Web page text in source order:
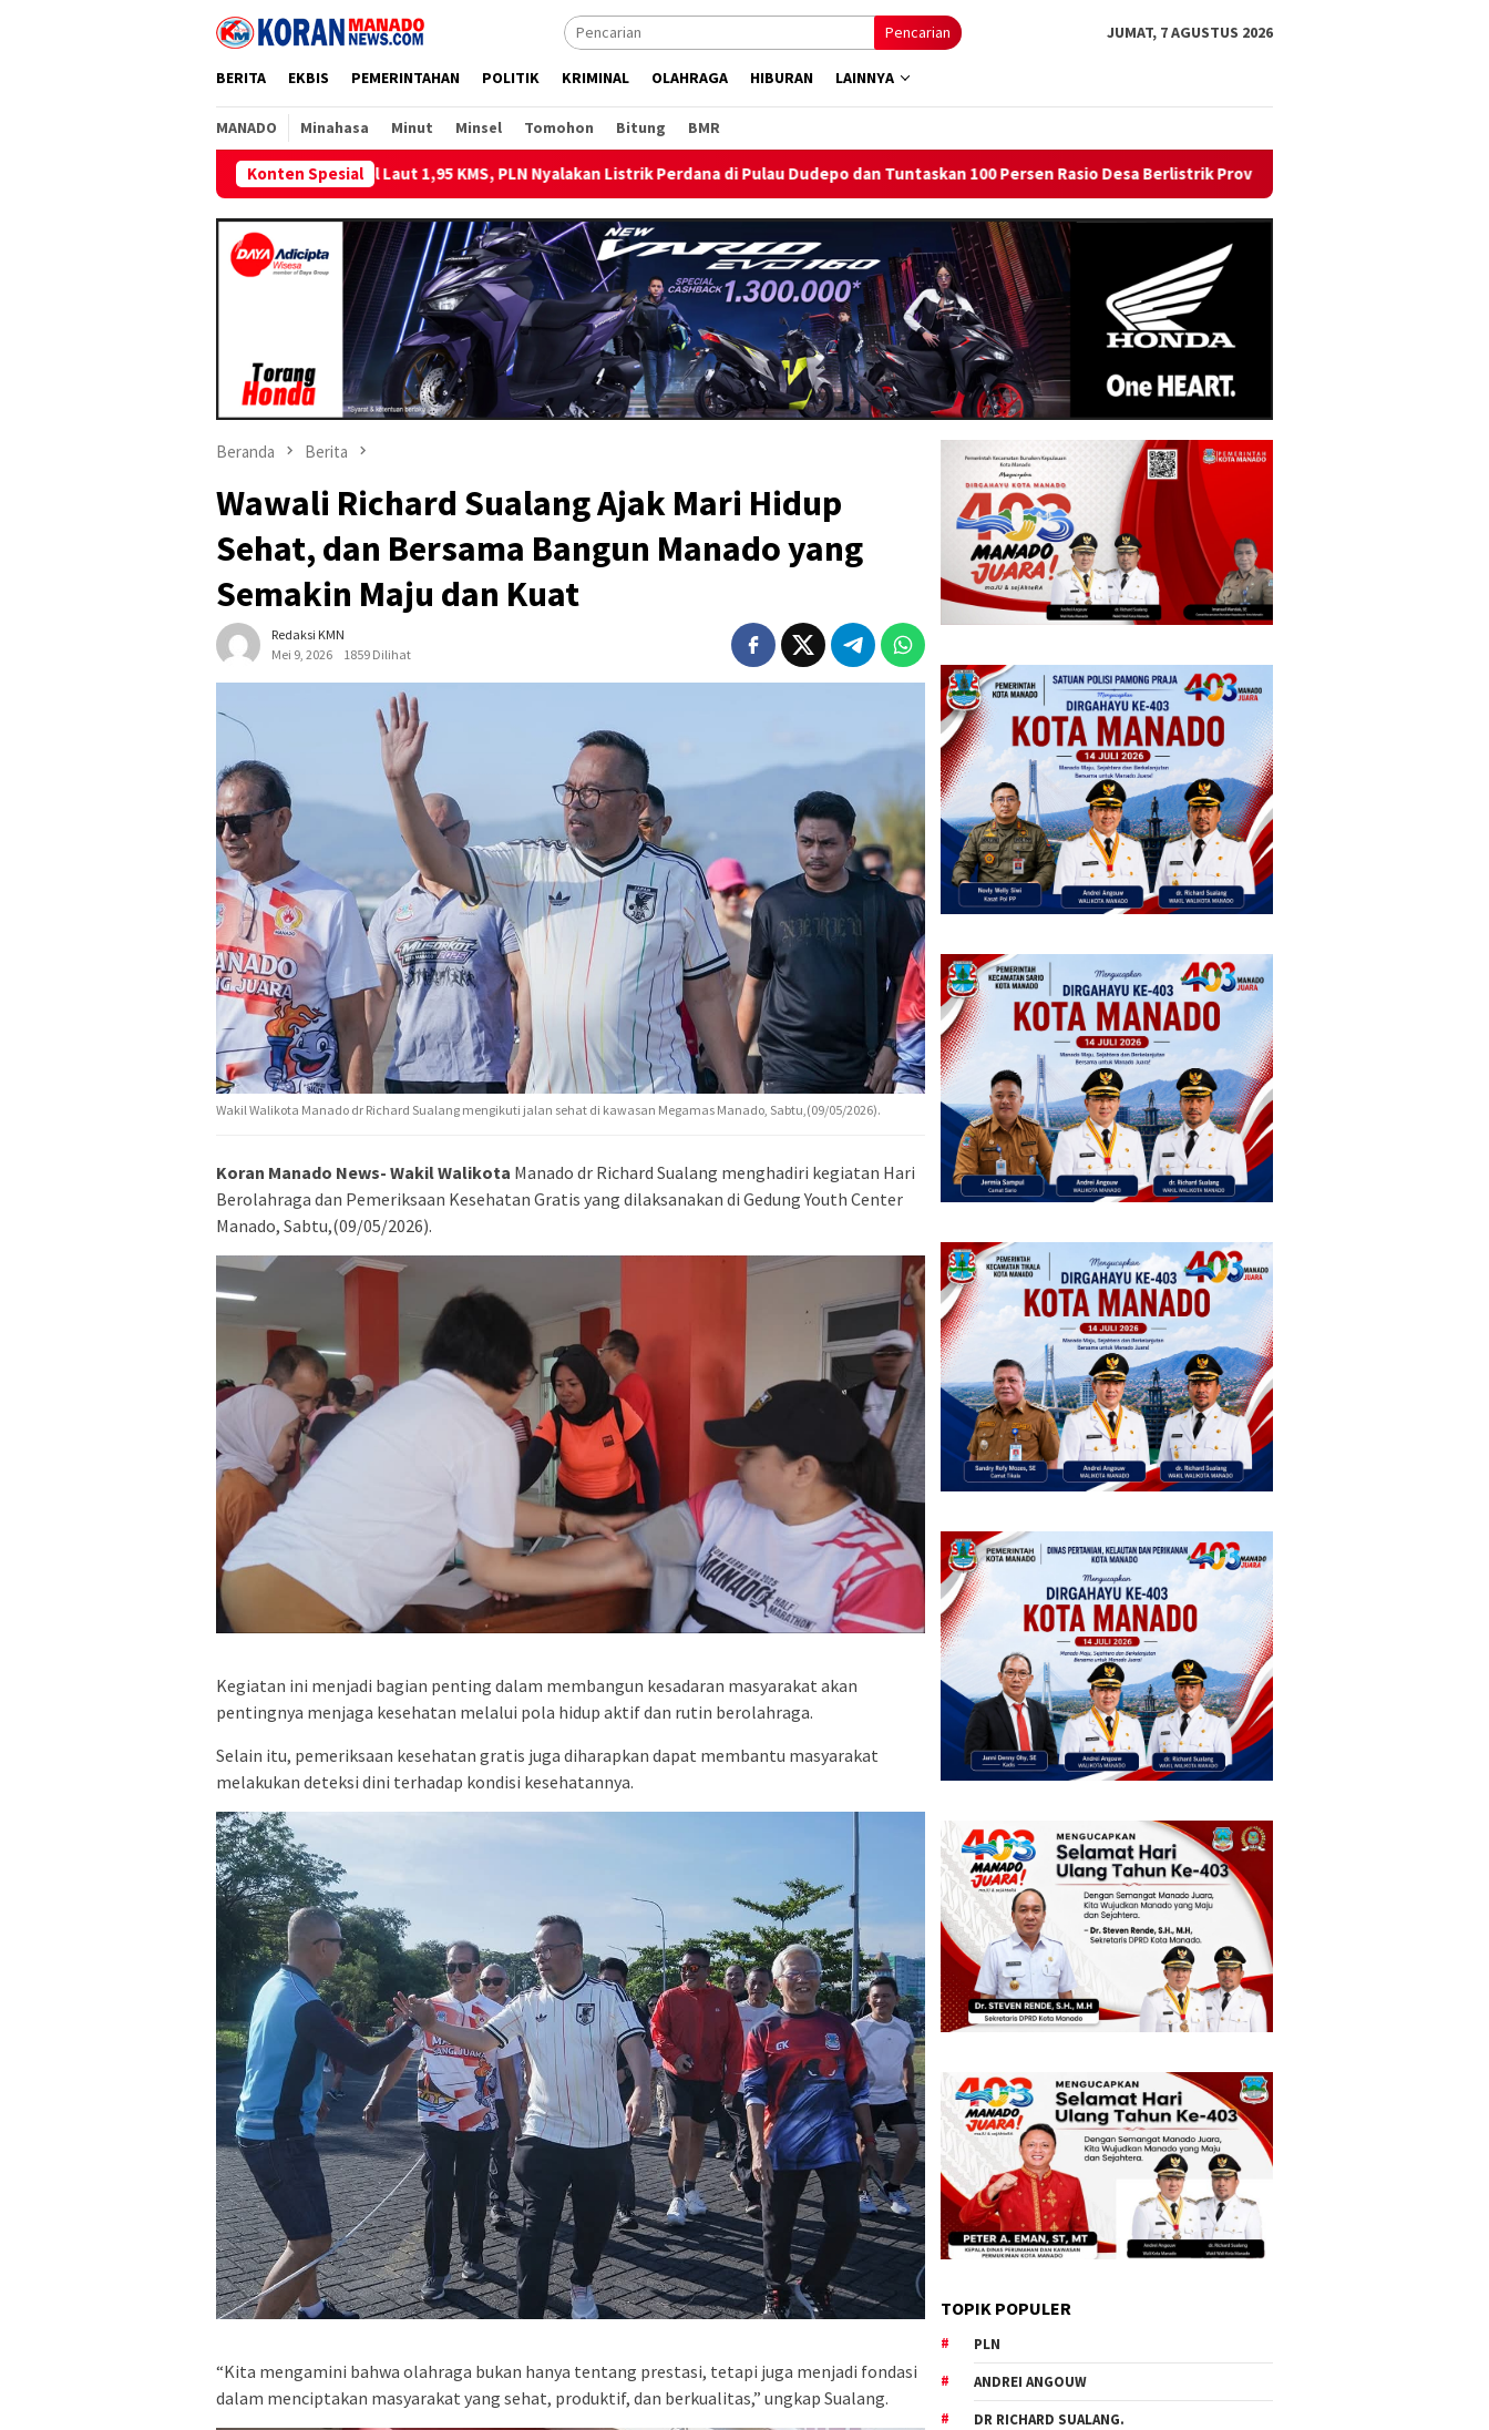
Pencarian JUMAT, 7 AGUSTUS 2026
BERITA EKBIS PEMERINTAHAN POLITIK KRIMINAL OLAHRAGA HIBURAN LAINNYA
MANADO Minahasa Minut Minsel Tomohon Bitung BMR
Konten Spesial
Kabel Laut 1,95 KMS, PLN Nyalakan Listrik Perdana di Pulau Dudepo dan Tuntaskan 100 Persen Rasio Desa Berlistrik Provinsi Gorontalo PLN Nyalakan Listrik Perdana di Pulau
Beranda Berita
Wawali Richard Sualang Ajak Mari Hidup
Sehat, dan Bersama Bangun Manado yang
Semakin Maju dan Kuat
Redaksi KMN
Mei 9, 2026
1859 Dilihat
Wakil Walikota Manado dr Richard Sualang mengikuti jalan sehat di kawasan Megamas Manado, Sabtu,(09/05/2026).
Koran Manado News- Wakil Walikota Manado dr Richard Sualang menghadiri kegiatan Hari
Berolahraga dan Pemeriksaan Kesehatan Gratis yang dilaksanakan di Gedung Youth Center
Manado, Sabtu,(09/05/2026).
Kegiatan ini menjadi bagian penting dalam membangun kesadaran masyarakat akan
pentingnya menjaga kesehatan melalui pola hidup aktif dan rutin berolahraga.
Selain itu, pemeriksaan kesehatan gratis juga diharapkan dapat membantu masyarakat
melakukan deteksi dini terhadap kondisi kesehatannya.
“Kita mengamini bahwa olahraga bukan hanya tentang prestasi, tetapi juga menjadi fondasi
dalam menciptakan masyarakat yang sehat, produktif, dan berkualitas,” ungkap Sualang.
TOPIK POPULER
PLN
ANDREI ANGOUW
DR RICHARD SUALANG.